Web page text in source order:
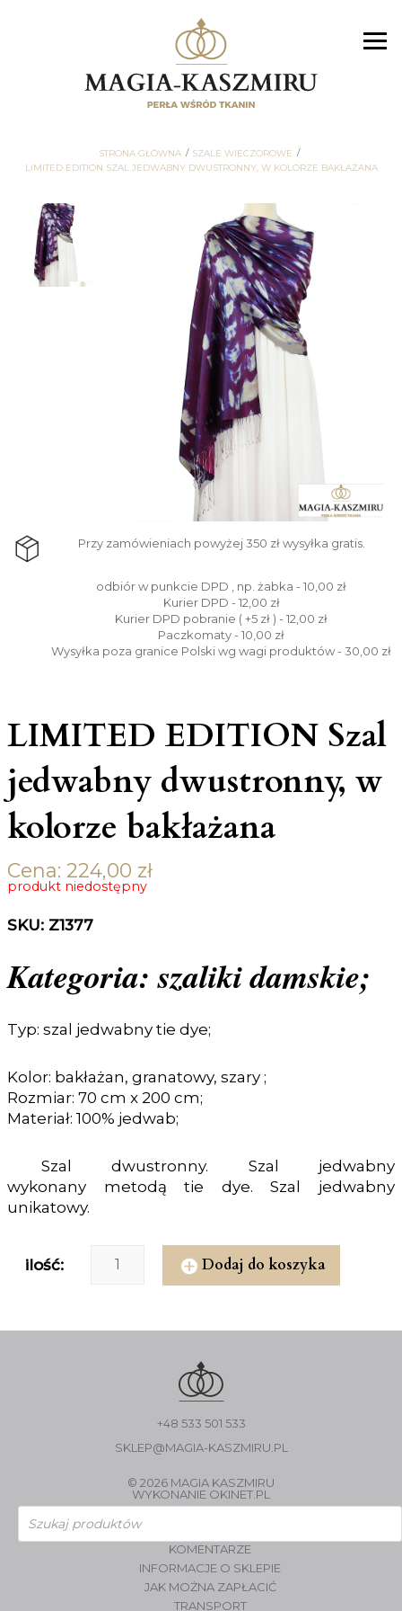
STRONA GŁÓWNA
SZALE WIECZOROWE
LIMITED EDITION SZAL JEDWABNY DWUSTRONNY, W KOLORZE BAKŁAŻANA
Przy zamówieniach powyżej 350 zł wysyłka gratis.
odbiór w punkcie DPD , np. żabka - 10,00 zł
Kurier DPD - 12,00 zł
Kurier DPD pobranie ( +5 zł ) - 12,00 zł
Paczkomaty - 10,00 zł
Wysyłka poza granice Polski wg wagi produktów - 30,00 zł
LIMITED EDITION Szal
jedwabny dwustronny, w
kolorze bakłażana
Cena: 224,00 zł
produkt niedostępny
SKU: Z1377
Kategoria: szaliki damskie;
Typ: szal jedwabny tie dye;
Kolor: bakłażan, granatowy, szary ;
Rozmiar: 70 cm x 200 cm;
Materiał: 100% jedwab;
Szal dwustronny. Szal jedwabny
wykonany metodą tie dye. Szal jedwabny
unikatowy.
ilość: Dodaj do koszyka
+48 533 501 533
SKLEP@MAGIA-KASZMIRU.PL
© 2026 MAGIA KASZMIRU
WYKONANIE OKINET.PL
Wyszukiwarka
produktów
KOMENTARZE
INFORMACJE O SKLEPIE
JAK MOŻNA ZAPŁACIĆ
TRANSPORT